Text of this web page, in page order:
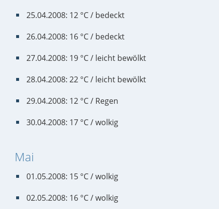
25.04.2008: 12 °C / bedeckt
26.04.2008: 16 °C / bedeckt
27.04.2008: 19 °C / leicht bewölkt
28.04.2008: 22 °C / leicht bewölkt
29.04.2008: 12 °C / Regen
30.04.2008: 17 °C / wolkig
Mai
01.05.2008: 15 °C / wolkig
02.05.2008: 16 °C / wolkig